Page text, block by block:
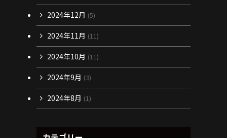
2024年12月 (5)
2024年11月 (11)
2024年10月 (11)
2024年9月 (3)
2024年8月 (1)